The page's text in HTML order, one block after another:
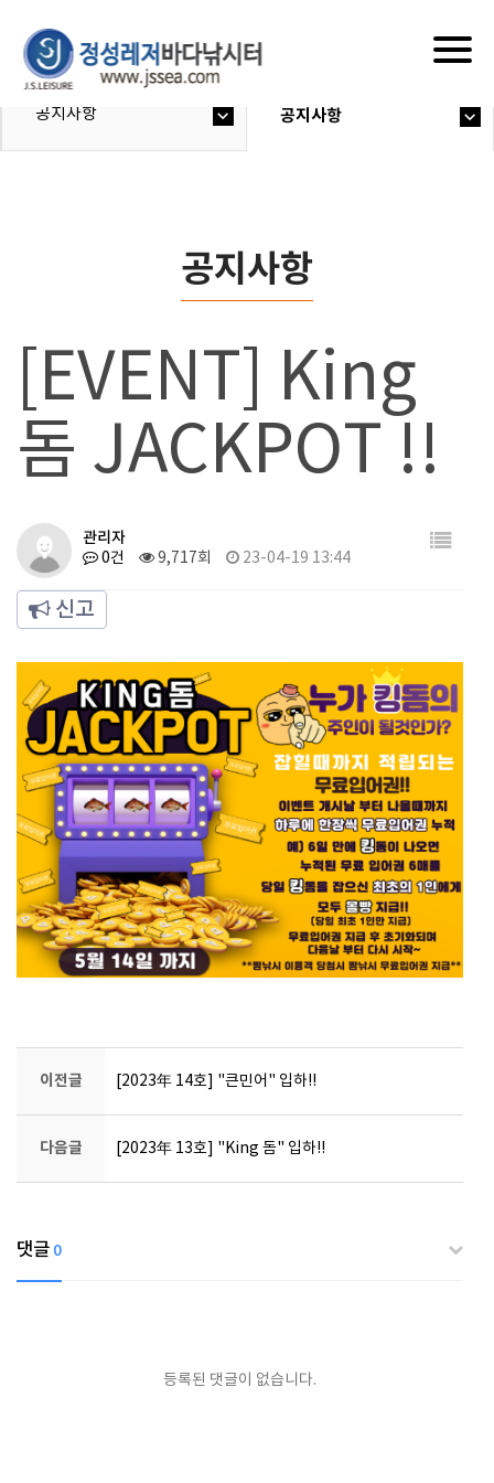
공지사항 공지사항
공지사항
[EVENT] King
돔 JACKPOT !!
관리자
0건 9,717회 23-04-19 13:44
신고
이전글 [2023年 14호] "큰민어" 입하!!
다음글 [2023年 13호] "King 돔" 입하!!
댓글 0
등록된 댓글이 없습니다.